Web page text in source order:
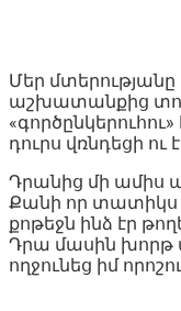
Մեր
աշխատանքից
դուրս վռնդեցի ու
Դրանից մի ամիս
Քանի որ տատիկս
քոթեջն ինձ էր
Դրա մասին խորթ
ողջունեց իմ